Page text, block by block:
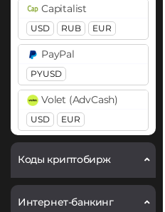
Cosmos (ATOM)
DASH
Dogecoin (DOGE)
DOGE
Ethereum (ETH)
BEP20 ERC20
OP
ARB
BASE
Gram (Toncoin)
Capitalist
USD RUB EUR
PayPal
PYUSD
Volet (AdvCash)
USD EUR
Коды криптобирж
Интернет-банкинг